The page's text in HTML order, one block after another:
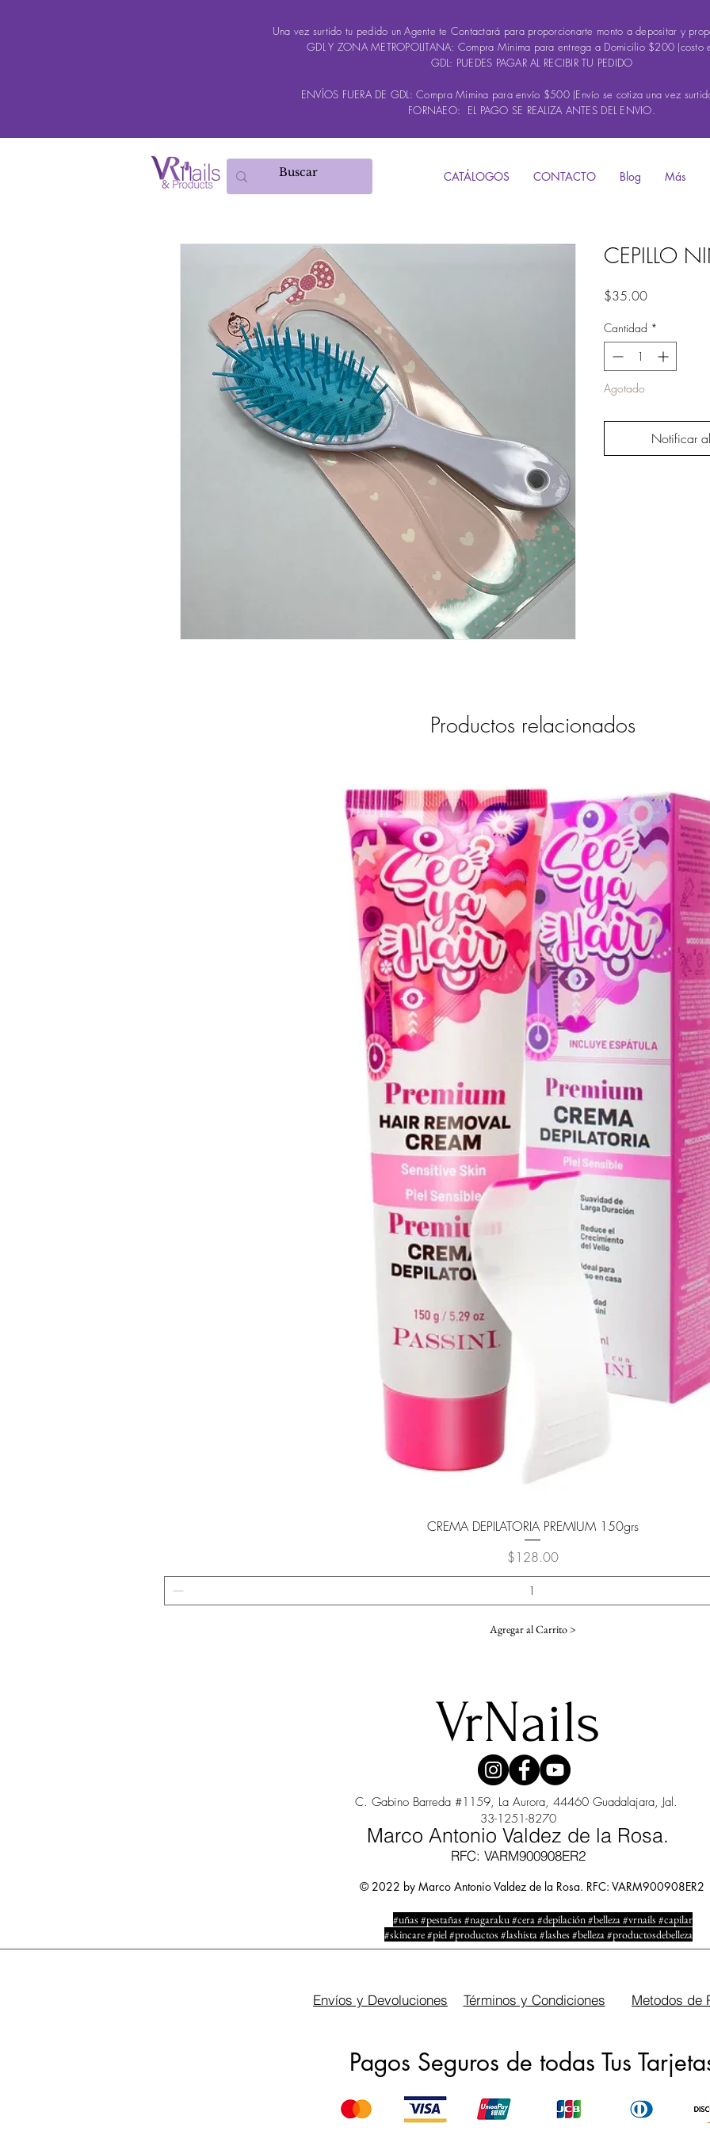
Una vez surtido tu pedido un Agente te Contactará para proporcionarte monto a depositar y
GDL Y ZONA METROPOLITANA: Compra Minima para entrega a Domicilio $200 (costo
GDL: PUEDES PAGAR AL RECIBIR TU PEDIDO
ENVÍOS FUERA DE GDL: Compra Mimina para envío $500 (Envío se cotiza una vez
FORNAEO: EL PAGO SE REALIZA ANTES DEL ENVIO.
CATÁLOGOS CONTACTO Blog Más
CEPILLO
$35.00Precio
Cantidad *
Agotado
Notificar
Productos relacionados
Vista rápida
CREMA DEPILATORIA PREMIUM 150grs
Precio
$128.00
Agregar al Carrito >
VrNails
C. Gabino Barreda #1159, La Aurora, 44460 Guadalajara, Jal.
33-1251-8270
Marco Antonio Valdez de la Rosa.
RFC: VARM900908ER2
© 2022 by Marco Antonio Valdez de la Rosa. RFC: VARM900908ER2
#uñas #pestañas #nagaraku #cera #depilación #belleza #vrnails #capilar
#skincare #piel #productos #lashista #lashes #belleza #productosdebelleza
Envíos y Devoluciones Términos y Condiciones Metodos de
Pagos Seguros de todas Tus